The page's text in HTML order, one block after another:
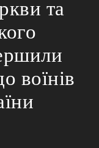
та
воїнів